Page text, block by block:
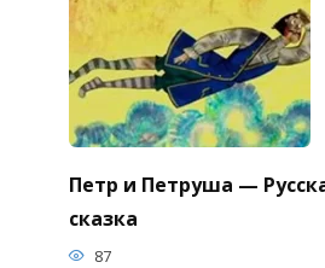
Петр и Петруша —
сказка
87